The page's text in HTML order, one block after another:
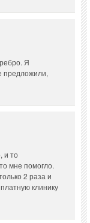
Я
предложили,
и то
мне помогло.
2 раза и
клинику